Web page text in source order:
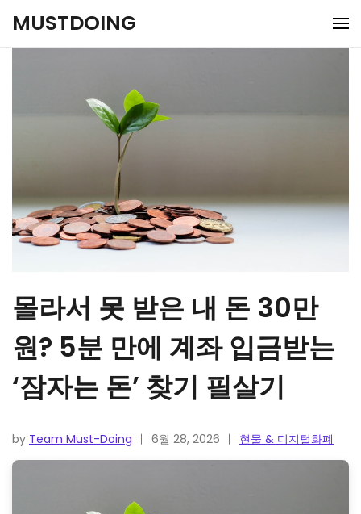
MUSTDOING
몰라서 못 받은 내 돈 30만
원? 5분 만에 계좌 입금받는
‘잠자는 돈’ 찾기 필살기
by Team Must-Doing 6월 28, 2026 현물 & 디지털화폐